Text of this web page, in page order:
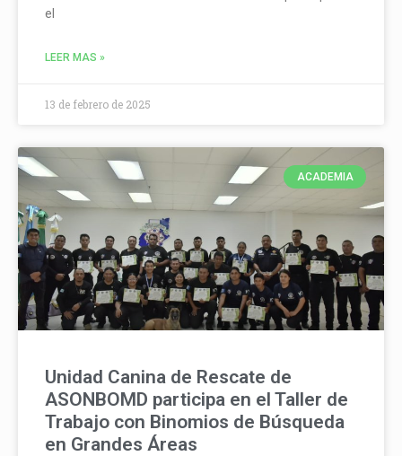
el
LEER MAS »
13 de febrero de 2025
ACADEMIA
Unidad Canina de Rescate de
ASONBOMD participa en el Taller de
Trabajo con Binomios de Búsqueda
en Grandes Áreas